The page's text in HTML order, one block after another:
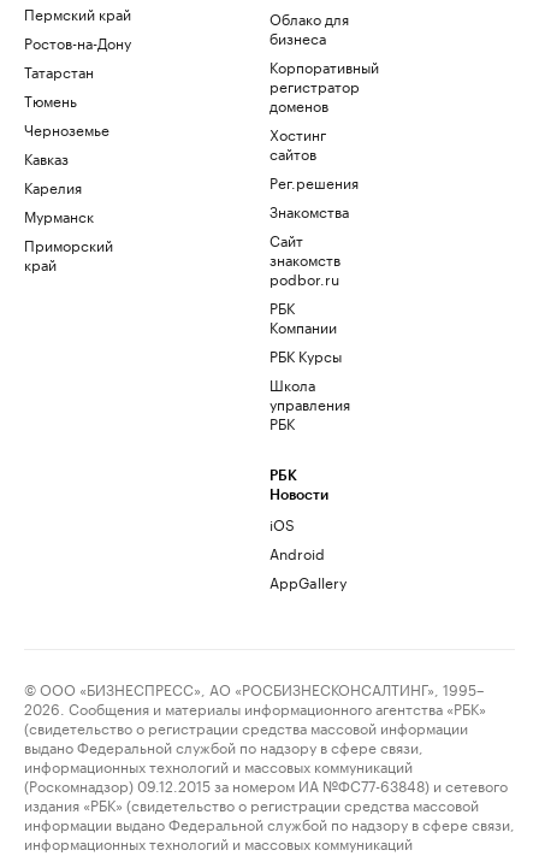
Пермский край
Ростов-на-Дону
Татарстан
Тюмень
Черноземье
Кавказ
Карелия
Мурманск
Приморский
край
Облако для
бизнеса
Корпоративный
регистратор
доменов
Хостинг
сайтов
Рег.решения
Знакомства
Сайт
знакомств
podbor.ru
РБК
Компании
РБК Курсы
Школа
управления
РБК
РБК
Новости
iOS
Android
AppGallery
© ООО «БИЗНЕСПРЕСС», АО «РОСБИЗНЕСКОНСАЛТИНГ», 1995–
2026. Сообщения и материалы информационного агентства «РБК»
(свидетельство о регистрации средства массовой информации
выдано Федеральной службой по надзору в сфере связи,
информационных технологий и массовых коммуникаций
(Роскомнадзор) 09.12.2015 за номером ИА №ФС77-63848) и сетевого
издания «РБК» (свидетельство о регистрации средства массовой
информации выдано Федеральной службой по надзору в сфере связи,
информационных технологий и массовых коммуникаций